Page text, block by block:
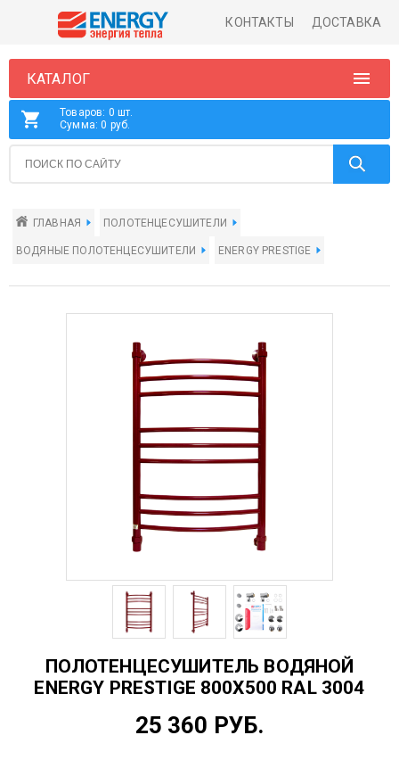
КОНТАКТЫ ДОСТАВКА
КАТАЛОГ
Товаров: 0 шт.
Сумма: 0 руб.
ГЛАВНАЯ ПОЛОТЕНЦЕСУШИТЕЛИ
ВОДЯНЫЕ ПОЛОТЕНЦЕСУШИТЕЛИ ENERGY PRESTIGE
ПОЛОТЕНЦЕСУШИТЕЛЬ ВОДЯНОЙ
ENERGY PRESTIGE 800X500 RAL 3004
25 360 РУБ.